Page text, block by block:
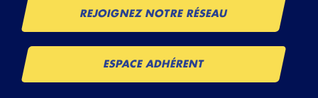
REJOIGNEZ NOTRE RÉSEAU
ESPACE ADHÉRENT